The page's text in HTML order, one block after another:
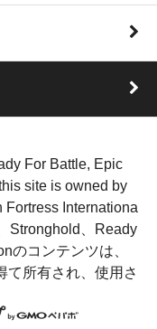
For Battle, Epic
site is owned by
Fortress Internationa
Stronghold、Ready
のコンテンツは、
て所有され、使用さ